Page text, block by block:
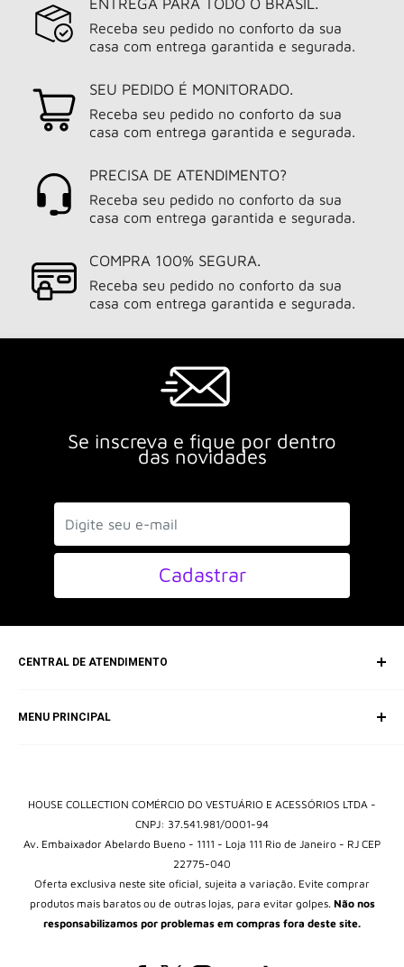
Receba seu pedido no conforto da sua
casa com entrega garantida e segurada.
SEU PEDIDO É MONITORADO.
Receba seu pedido no conforto da sua
casa com entrega garantida e segurada.
PRECISA DE ATENDIMENTO?
Receba seu pedido no conforto da sua
casa com entrega garantida e segurada.
COMPRA 100% SEGURA.
Receba seu pedido no conforto da sua
casa com entrega garantida e segurada.
Se inscreva e fique por dentro
das novidades
Cadastrar
CENTRAL DE ATENDIMENTO
MENU PRINCIPAL
Entrar em contato
HOUSE COLLECTION COMÉRCIO DO VESTUÁRIO E ACESSÓRIOS LTDA -
CNPJ: 37.541.981/0001-94
Av. Embaixador Abelardo Bueno - 1111 - Loja 111 Rio de Janeiro - RJ CEP
22775-040
Oferta exclusiva neste site oficial, sujeita a variação. Evite comprar
produtos mais baratos ou de outras lojas, para evitar golpes. Não nos
responsabilizamos por problemas em compras fora deste site.